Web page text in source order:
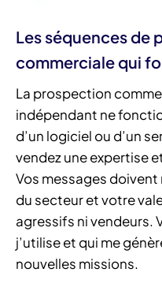
Les séquences de
commerciale qui
La prospection
indépendant ne
d’un logiciel ou d’un
vendez une expertise
Vos messages
du secteur et votre
agressifs ni vendeurs.
j’utilise et qui me
nouvelles missions.